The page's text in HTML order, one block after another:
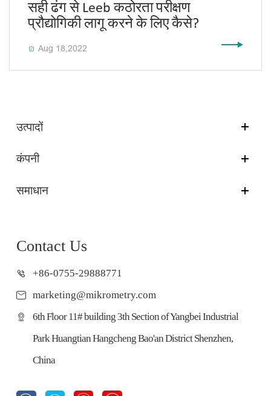
सही ढंग से Leeb कठोरता परीक्षण
प्रौद्योगिकी लागू करने के लिए कैसे?
 Aug 18,2022
उत्पादों
कंपनी
समाधान
Contact Us
+86-0755-29888771
marketing@mikrometry.com
6th Floor 11# building 3th Section of Yangbei Industrial
Park Huangtian Hangcheng Bao'an District Shenzhen,
China